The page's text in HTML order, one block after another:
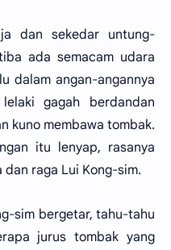
dan sekedar untung-
ada semacam udara
dalam angan-angannya
gagah berdandan
kuno membawa tombak.
itu lenyap, rasanya
raga Lui Kong-sim.
sim bergetar, tahu-tahu
jurus tombak yang